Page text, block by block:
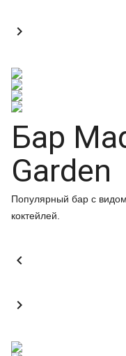

Бар
Garden
Популярный бар с
коктейлей.

